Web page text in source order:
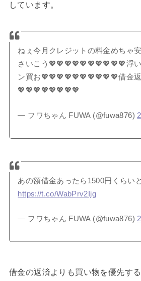
しています。
ねぇ今月クレジットの料金めちゃ
さいこう💖💖💖💖💖💖💖💖💖💖浮
ン買お💖💖💖💖💖💖💖💖💖💖借金
💖💖💖💖💖💖💖💖
— フワちゃん FUWA (@fuwa876)
あの額借金あったら1500円くらい
https://t.co/WabPrv2Ijg
— フワちゃん FUWA (@fuwa876)
借金の返済よりも買い物を優先す